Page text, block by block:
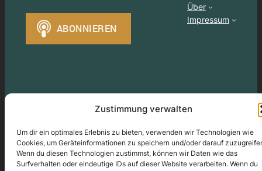
Zustimmung verwalten
Um dir ein optimales Erlebnis zu bieten, verwenden wir Technologien wie
Cookies, um Geräteinformationen zu speichern und/oder darauf
Wenn du diesen Technologien zustimmst, können wir Daten wie das
Surfverhalten oder eindeutige IDs auf dieser Website verarbeiten. Wenn du
Über
Impressum
Gestaltet mit WordPress – ©2024 Michael Koopmann
–
All rights reserved / Bitte das Urheberrecht beachten